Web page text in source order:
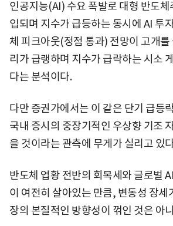
인공지능(AI) 수요 폭발로 대형 반도
입되며 지수가 급등하는 동시에 AI 투
체 피크아웃(정점 통과) 전망이 고개를
리가 급랭하며 지수가 급락하는 시소
다는 분석이다.
다만 증권가에서는 이 같은 단기 급등
국내 증시의 중장기적인 우상향 기조
을 것이라는 관측에 무게가 실리고 있
반도체 업황 전반의 회복세와 글로벌
이 여전히 살아있는 만큼, 변동성 장세
장의 본질적인 방향성이 꺾인 것은 아